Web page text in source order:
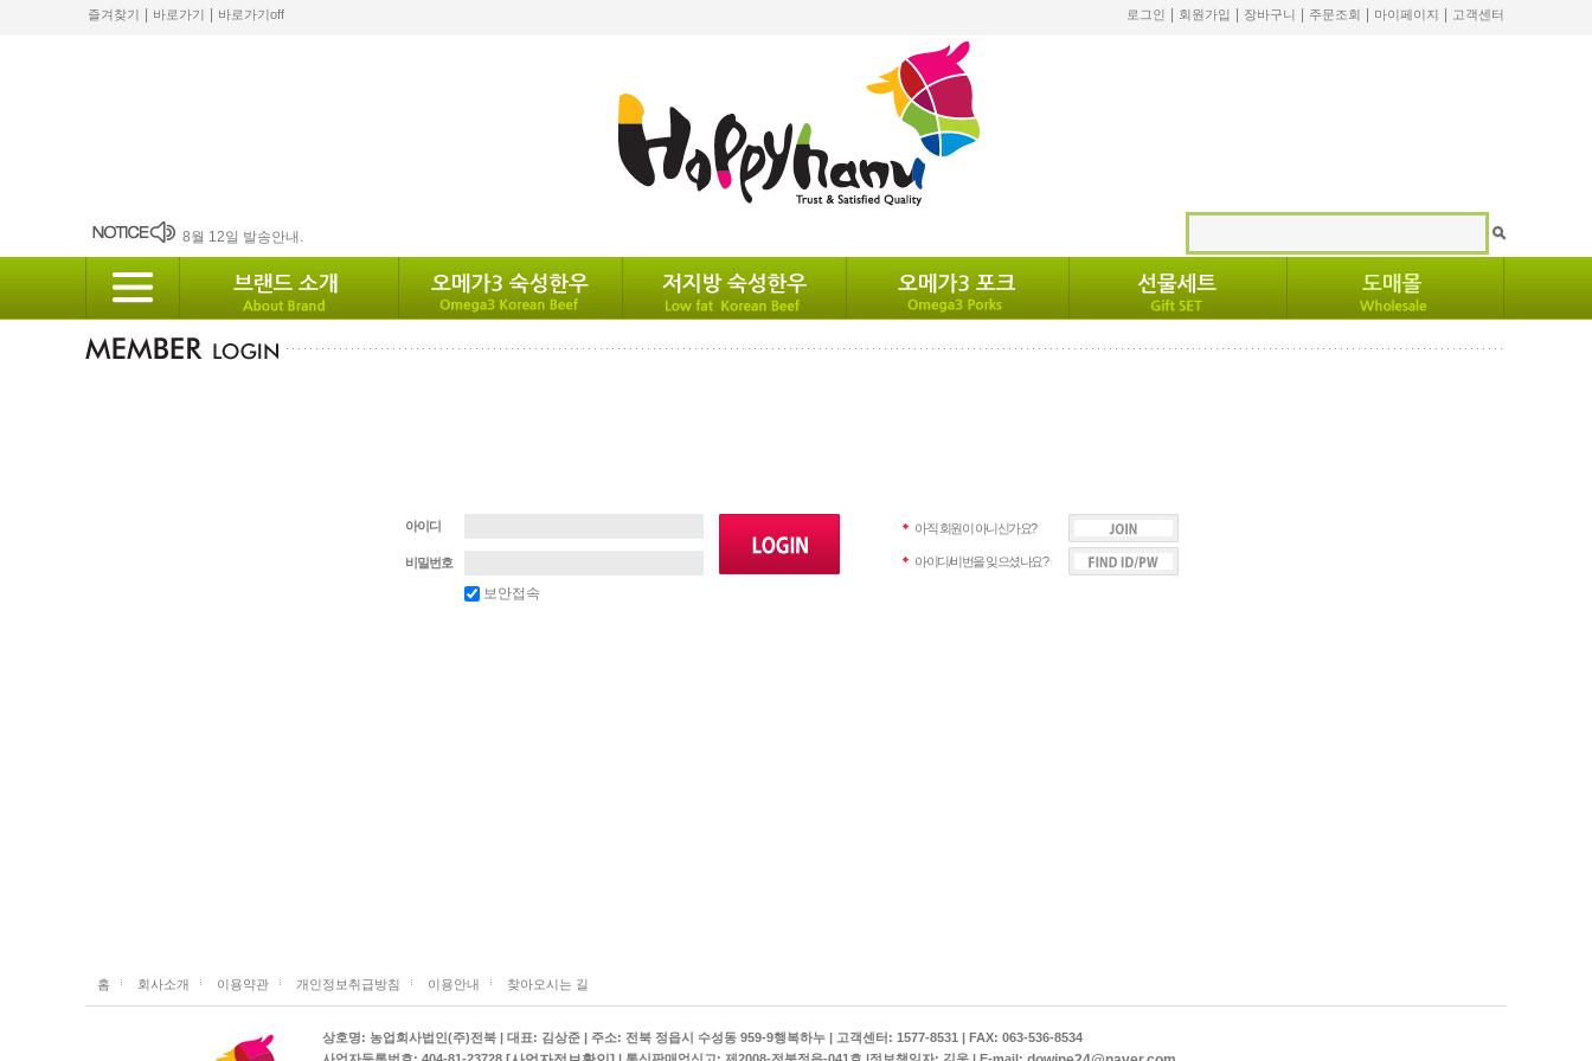
즐겨찾기 바로가기 바로가기off 로그인 회원가입 장바구니 주문조회 마이페이지 고객센터
8월 12일 발송안내.
2월 배송안내
10월 배송안내
아이디
비밀번호
보안접속
아직 회원이 아니신가요?
아이디/비번을 잊으셨나요?
홈 회사소개 이용약관 개인정보취급방침 이용안내 찾아오시는 길
상호명: 농업회사법인(주)전북 | 대표: 김상준 | 주소: 전북 정읍시 수성동 959-9행복하누 | 고객센터: 1577-8531 | FAX: 063-536-8534